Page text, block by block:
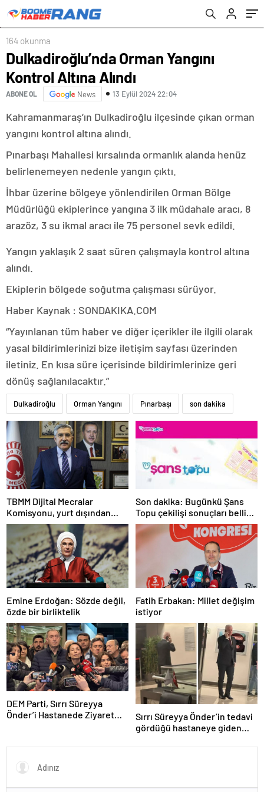
164 okunma
Dulkadiroğlu’nda Orman Yangını
Kontrol Altına Alındı
ABONE OL News 13 Eylül 2024 22:04
Kahramanmaraş’ın Dulkadiroğlu ilçesinde çıkan orman
yangını kontrol altına alındı.
Pınarbaşı Mahallesi kırsalında ormanlık alanda henüz
belirlenemeyen nedenle yangın çıktı.
İhbar üzerine bölgeye yönlendirilen Orman Bölge
Müdürlüğü ekiplerince yangına 3 ilk müdahale aracı, 8
arazöz, 3 su ikmal aracı ile 75 personel sevk edildi.
Yangın yaklaşık 2 saat süren çalışmayla kontrol altına
alındı.
Ekiplerin bölgede soğutma çalışması sürüyor.
Haber Kaynak : SONDAKIKA.COM
“Yayınlanan tüm haber ve diğer içerikler ile ilgili olarak
yasal bildirimlerinizi bize iletişim sayfası üzerinden
iletiniz. En kısa süre içerisinde bildirimlerinize geri
dönüş sağlanılacaktır.”
Dulkadiroğlu Orman Yangını Pınarbaşı son dakika
TBMM Dijital Mecralar
Komisyonu, yurt dışından
gelecek Google yetkililerini
dinleyecek
Son dakika: Bugünkü Şans
Topu çekilişi sonuçları belli
oldu! 7 Mayıs 2025 Şans Topu
bilet sonucu sorgulama
ekranı!
Emine Erdoğan: Sözde değil,
özde bir birliktelik
Fatih Erbakan: Millet değişim
istiyor
DEM Parti, Sırrı Süreyya
Önder’i Hastanede Ziyaret
Sırrı Süreyya Önder’in tedavi
gördüğü hastaneye giden
trafiği